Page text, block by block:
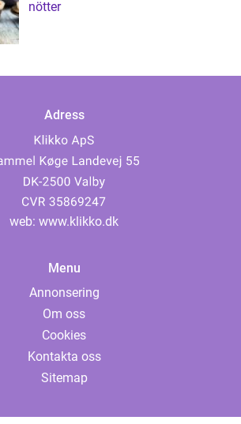
nötter
Adress
web: www.klikko.dk
Menu
Annonsering
Om oss
Cookies
Kontakta oss
Sitemap